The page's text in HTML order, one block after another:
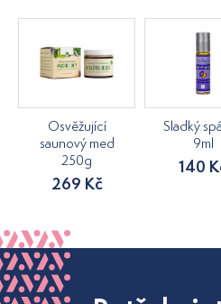
Osvěžující
saunový med
250g
269 Kč
Sladký
9ml
140